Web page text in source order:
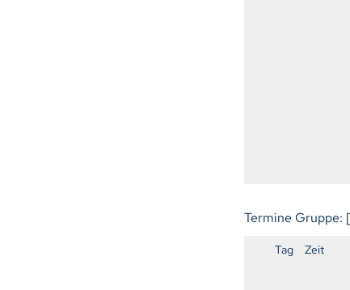
Termine
Tag Zeit